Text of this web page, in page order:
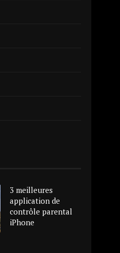
3 meilleures
application de
contrôle parental
iPhone